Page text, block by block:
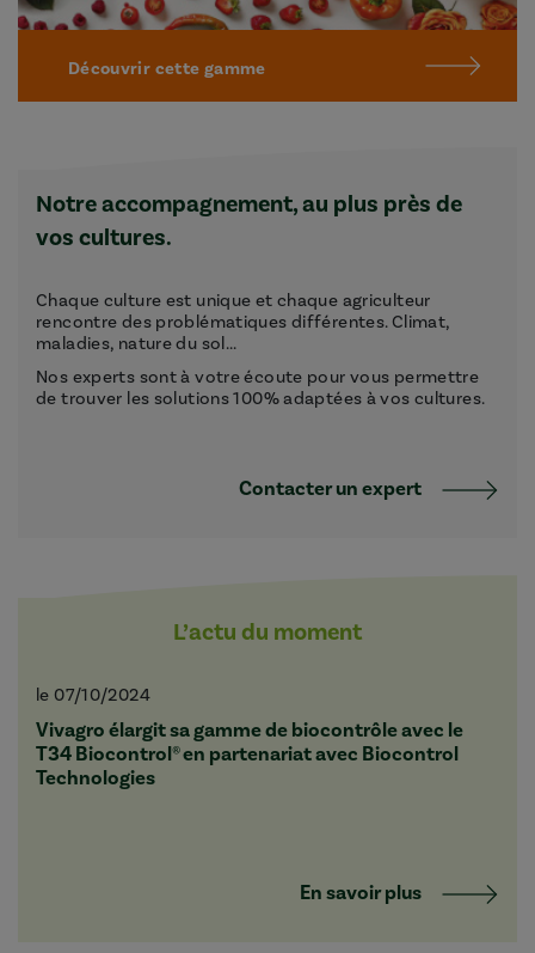
Découvrir cette gamme
Notre accompagnement, au plus près de
vos cultures.
Chaque culture est unique et chaque agriculteur
rencontre des problématiques différentes. Climat,
maladies, nature du sol...
Nos experts sont à votre écoute pour vous permettre
de trouver les solutions 100% adaptées à vos cultures.
Contacter un expert
L’actu du moment
le 07/10/2024
Vivagro élargit sa gamme de biocontrôle avec le
T34 Biocontrol® en partenariat avec Biocontrol
Technologies
En savoir plus